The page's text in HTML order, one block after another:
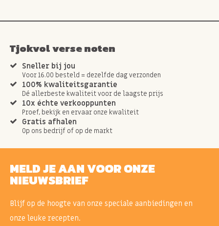
Tjokvol verse noten
Sneller bij jou
Voor 16.00 besteld = dezelfde dag verzonden
100% kwaliteitsgarantie
Dé allerbeste kwaliteit voor de laagste prijs
10x échte verkooppunten
Proef, bekijk en ervaar onze kwaliteit
Gratis afhalen
Op ons bedrijf of op de markt
MELD JE AAN VOOR ONZE
NIEUWSBRIEF
Blijf op de hoogte van onze speciale aanbiedingen en
onze leuke recepten.